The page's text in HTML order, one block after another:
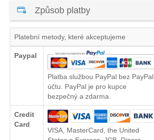
Způsob platby
Platební metody, které akceptujeme
Paypal
Platba službou PayPal bez PayPal
účtu. PayPal je pro kupce
bezpečný a zdarma.
Credit
Card
VISA, MasterCard, the United